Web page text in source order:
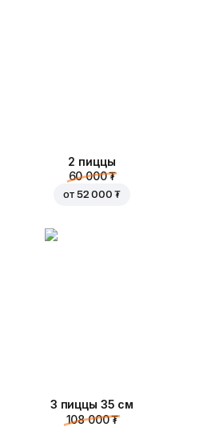
2 пиццы
60 000 ₮
от 52 000 ₮
3 пиццы 35 см
108 000 ₮